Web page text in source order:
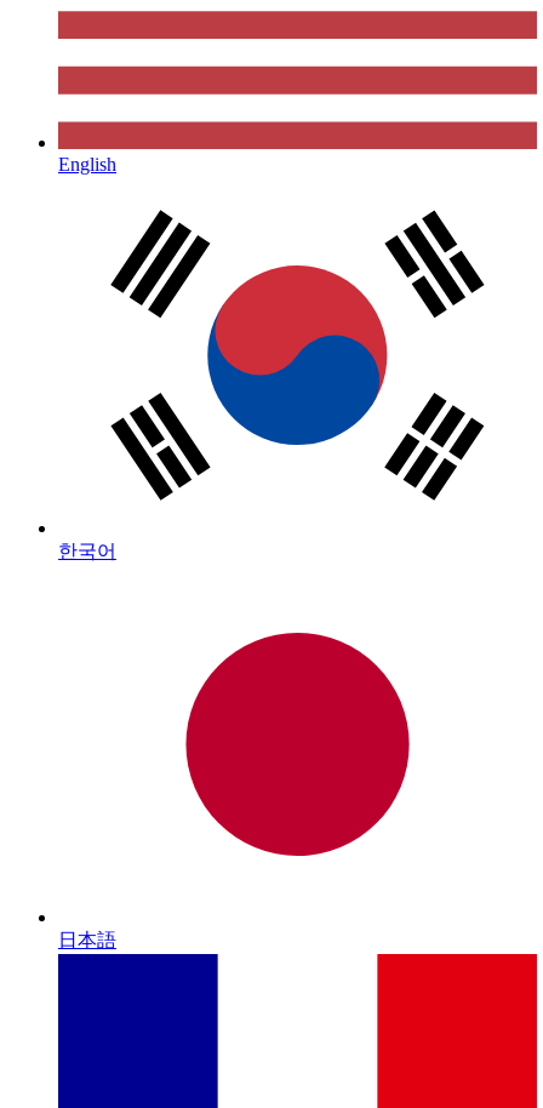
English
한국어
日本語